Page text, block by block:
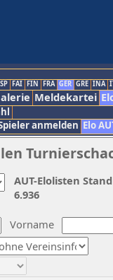
FAI FIN FRA GER GRE INA
Meldekartei
anmelden Elo
Vorname
AUT-Elolisten
6.936